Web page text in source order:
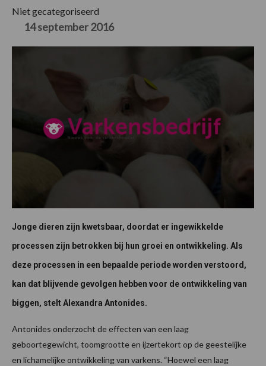
Niet gecategoriseerd
14 september 2016
Jonge dieren zijn kwetsbaar, doordat er ingewikkelde
processen zijn betrokken bij hun groei en ontwikkeling. Als
deze processen in een bepaalde periode worden verstoord,
kan dat blijvende gevolgen hebben voor de ontwikkeling van
biggen, stelt Alexandra Antonides.
Antonides onderzocht de effecten van een laag
geboortegewicht, toomgrootte en ijzertekort op de geestelijke
en lichamelijke ontwikkeling van varkens. “Hoewel een laag